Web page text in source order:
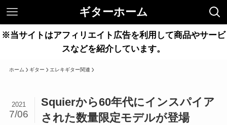
ギターホーム
※当サイトはアフィリエイト広告を利用して商品やサービ
スなどを紹介しています。
ホーム ギター エレキギター関連
Squierから60年代にインスパイア
された数量限定モデルが登場
2021
7/06